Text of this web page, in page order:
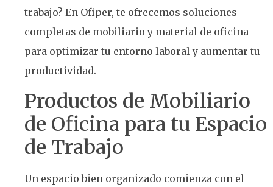
trabajo? En Ofiper, te ofrecemos soluciones
completas de mobiliario y material de oficina
para optimizar tu entorno laboral y aumentar tu
productividad.
Productos de Mobiliario
de Oficina para tu Espacio
de Trabajo
Un espacio bien organizado comienza con el